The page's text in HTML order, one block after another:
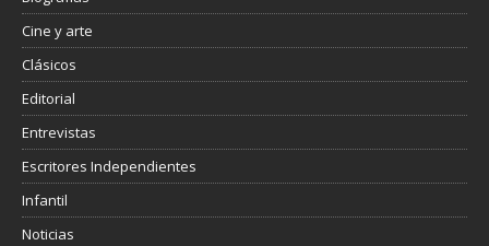
Cine y arte
Clásicos
Editorial
Entrevistas
Escritores Independientes
Infantil
Noticias